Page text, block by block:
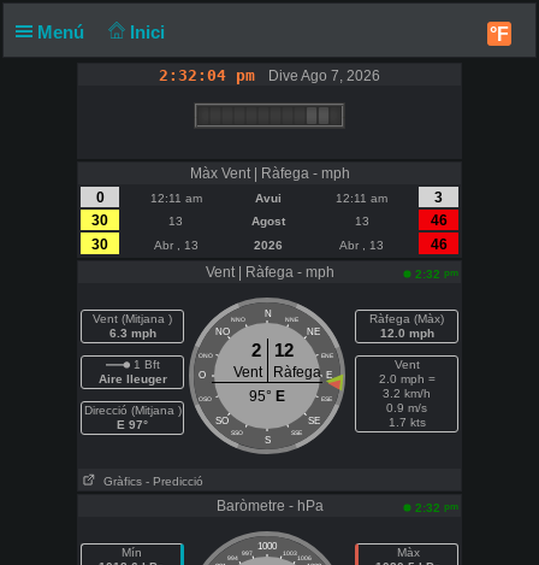
Menú Inici °F
2:32:04 pm Dive Ago 7, 2026
Màx Vent | Ràfega - mph
0
12:11 am Avui 12:11 am
3
30
13 Agost 13
46
30
Abr , 13 2026 Abr , 13
46
Vent | Ràfega - mph
2:32 pm
Vent (Mitjana )
6.3 mph
1 Bft
Aire lleuger
Direcció (Mitjana )
E 97°
N
NNO NNE
NO NE
ONO ENE
O E
OSO ESE
SO SE
SSO SSE
S
2 12
Vent
Ràfega
95° E
Ràfega (Màx)
12.0 mph
Vent
2.0 mph =
3.2 km/h
0.9 m/s
1.7 kts
Gràfics - Predicció
Baròmetre - hPa 2:32 pm
Mín
1000
997 1003
994
1006
Màx